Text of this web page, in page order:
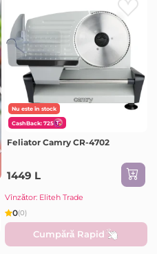
Nu este în stock
CashBack: 725
Feliator Camry CR-4702
1449 L
Vînzător: Eliteh Trade
0(0)
Cumpără Rapid